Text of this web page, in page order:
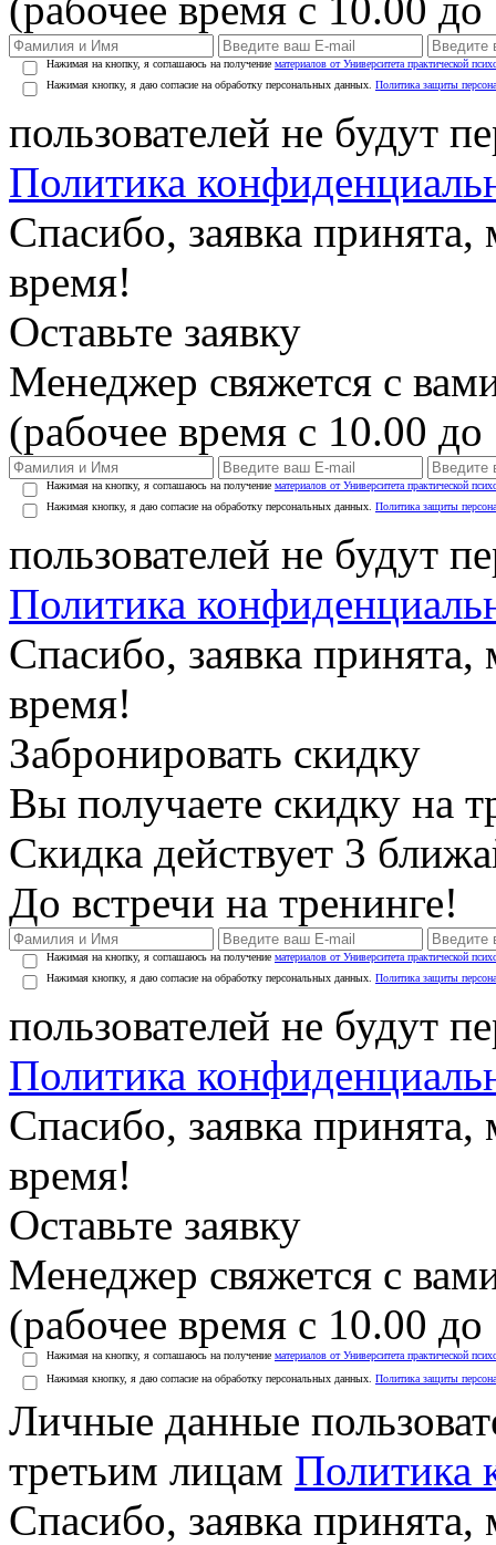
Нажимая на кнопку, я соглашаюсь на получение материалов от Университета практической
Нажимая кнопку, я даю согласие на обработку персональных данных. Политика защиты
пользователей не будут
Политика
Спасибо, заявка
время!
Оставьте заявку
Менеджер свяжется с
(рабочее время с 10.00
Нажимая на кнопку, я соглашаюсь на получение материалов от Университета практической
Нажимая кнопку, я даю согласие на обработку персональных данных. Политика защиты
пользователей не будут
Политика
Спасибо, заявка
время!
Забронировать скидку
Вы получаете скидку на
Скидка действует 3
До встречи на тренинге!
Нажимая на кнопку, я соглашаюсь на получение материалов от Университета практической
Нажимая кнопку, я даю согласие на обработку персональных данных. Политика защиты
пользователей не будут
Политика
Спасибо, заявка
время!
Оставьте заявку
Менеджер свяжется с
(рабочее время с 10.00
Нажимая на кнопку, я соглашаюсь на получение материалов от Университета практической
Нажимая кнопку, я даю согласие на обработку персональных данных. Политика защиты
Личные данные
третьим лицам Политика
Спасибо, заявка